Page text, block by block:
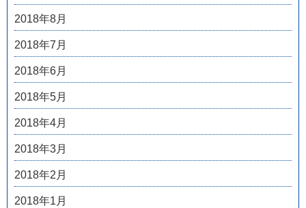
2018年8月
2018年7月
2018年6月
2018年5月
2018年4月
2018年3月
2018年2月
2018年1月